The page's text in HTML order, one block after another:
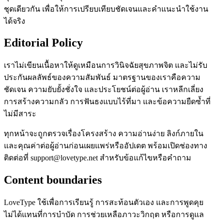
ชุดเดียวกัน เพื่อให้การเปรียบเทียบชัดเจนและคำแนะนำใช้งาน
ได้จริง
Editorial Policy
เราไม่เขียนเนื้อหาให้ดูเหมือนการวินิจฉัยสุขภาพจิต และไม่รับ
ประกันผลลัพธ์ของความสัมพันธ์ มาตรฐานของเราคือความ
ชัดเจน ความยับยั้งชั่งใจ และประโยชน์ต่อผู้อ่าน เราหลีกเลี่ยง
การสร้างความกลัว การฟันธงแบบไร้ที่มา และข้อความยืดซ้ำที่
ไม่มีสาระ
ทุกหน้าจะถูกตรวจเรื่องโครงสร้าง ความอ่านง่าย ลิงก์ภายใน
และคุณค่าต่อผู้อ่านก่อนเผยแพร่หรืออัปเดต พร้อมเปิดช่องทาง
ติดต่อที่ support@lovetype.net สำหรับข้อแก้ไขหรือคำถาม
Content boundaries
LoveType ใช้เพื่อการเรียนรู้ การสะท้อนตัวเอง และการพูดคุย
ไม่ได้แทนที่การบำบัด การช่วยเหลือภาวะวิกฤต หรือการดูแล